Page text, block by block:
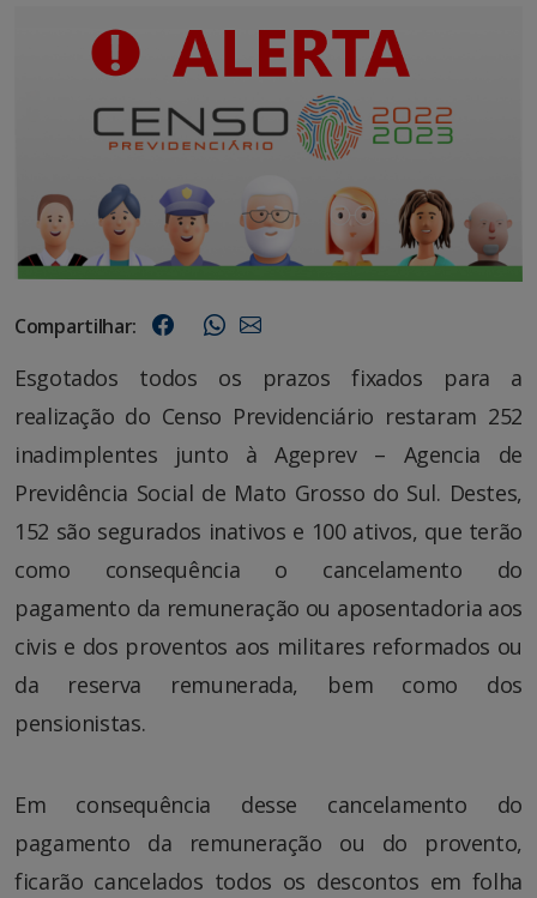
Compartilhar:
Esgotados todos os prazos fixados para a
realização do Censo Previdenciário restaram 252
inadimplentes junto à Ageprev – Agencia de
Previdência Social de Mato Grosso do Sul. Destes,
152 são segurados inativos e 100 ativos, que terão
como consequência o cancelamento do
pagamento da remuneração ou aposentadoria aos
civis e dos proventos aos militares reformados ou
da reserva remunerada, bem como dos
pensionistas.
Em consequência desse cancelamento do
pagamento da remuneração ou do provento,
ficarão cancelados todos os descontos em folha